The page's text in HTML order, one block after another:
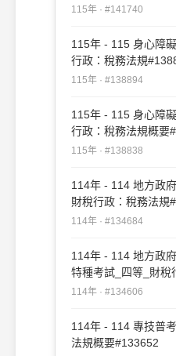
115年 · #141740
115年 - 115 身心障
行政：稅務法規
115年 · #138894
115年 - 115 身心障
行政：稅務法規概要
115年 · #138838
114年 - 114 地方政
財稅行政：稅務法規
114年 · #134684
114年 - 114 地方政
特種考試_四等_財稅
#134606
114年 · #134606
114年 - 114 專技普
法規概要#133652